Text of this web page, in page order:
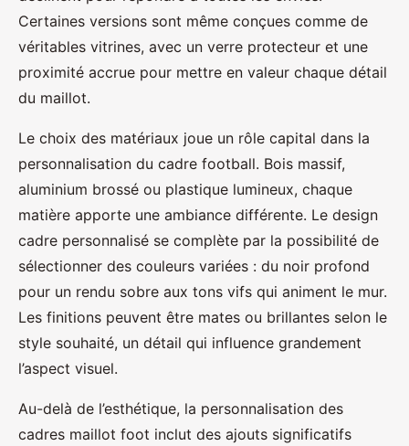
Certaines versions sont même conçues comme de
véritables vitrines, avec un verre protecteur et une
proximité accrue pour mettre en valeur chaque détail
du maillot.
Le choix des matériaux joue un rôle capital dans la
personnalisation du cadre football. Bois massif,
aluminium brossé ou plastique lumineux, chaque
matière apporte une ambiance différente. Le design
cadre personnalisé se complète par la possibilité de
sélectionner des couleurs variées : du noir profond
pour un rendu sobre aux tons vifs qui animent le mur.
Les finitions peuvent être mates ou brillantes selon le
style souhaité, un détail qui influence grandement
l’aspect visuel.
Au-delà de l’esthétique, la personnalisation des
cadres maillot foot inclut des ajouts significatifs